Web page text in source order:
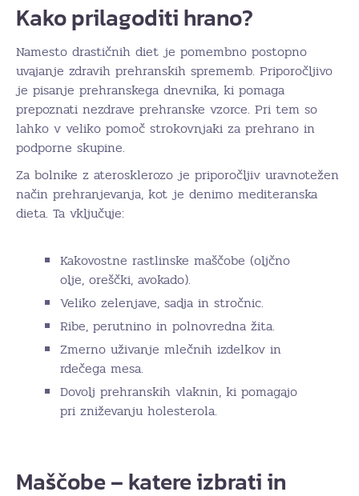
Kako prilagoditi hrano?
Namesto drastičnih diet je pomembno postopno
uvajanje zdravih prehranskih sprememb. Priporočljivo
je pisanje prehranskega dnevnika, ki pomaga
prepoznati nezdrave prehranske vzorce. Pri tem so
lahko v veliko pomoč strokovnjaki za prehrano in
podporne skupine.
Za bolnike z aterosklerozo je priporočljiv uravnotežen
način prehranjevanja, kot je denimo mediteranska
dieta. Ta vključuje:
Kakovostne rastlinske maščobe (oljčno
olje, oreščki, avokado).
Veliko zelenjave, sadja in stročnic.
Ribe, perutnino in polnovredna žita.
Zmerno uživanje mlečnih izdelkov in
rdečega mesa.
Dovolj prehranskih vlaknin, ki pomagajo
pri zniževanju holesterola.
Maščobe – katere izbrati in